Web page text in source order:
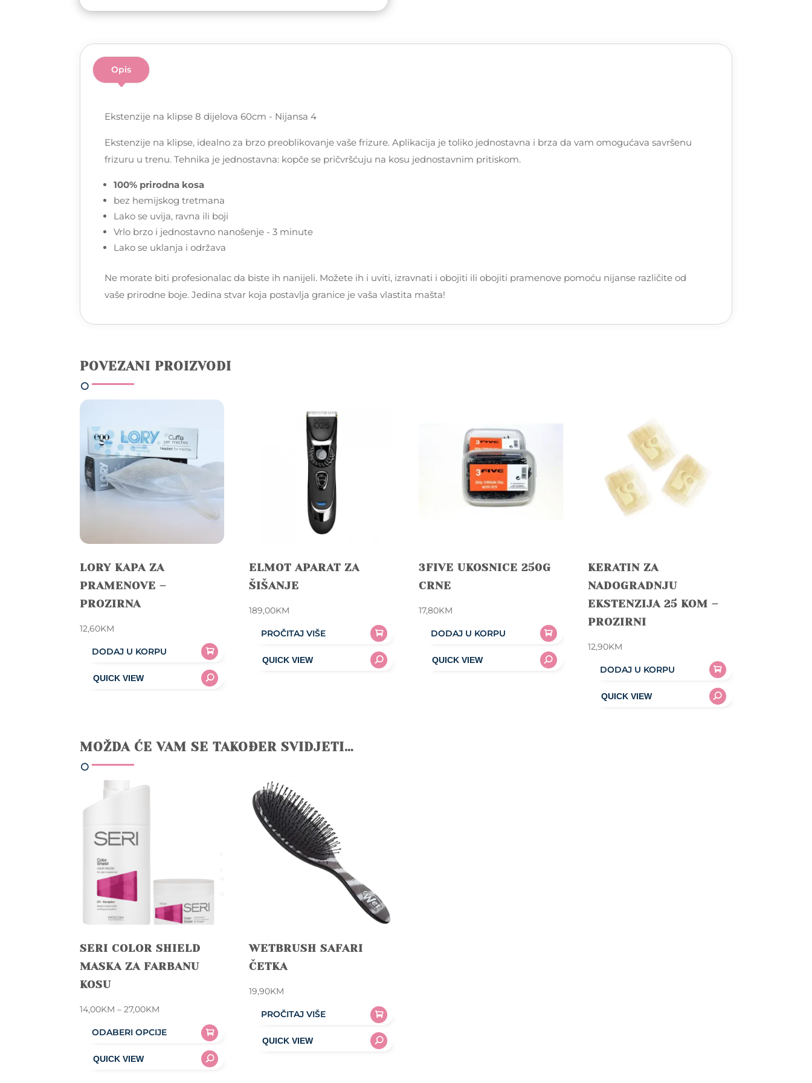
Opis
Ekstenzije na klipse 8 dijelova 60cm - Nijansa 4
Ekstenzije na klipse, idealno za brzo preoblikovanje vaše frizure. Aplikacija je toliko jednostavna i brza da vam omogućava savršenu
frizuru u trenu. Tehnika je jednostavna: kopče se pričvršćuju na kosu jednostavnim pritiskom.
100% prirodna kosa
bez hemijskog tretmana
Lako se uvija, ravna ili boji
Vrlo brzo i jednostavno nanošenje - 3 minute
Lako se uklanja i održava
Ne morate biti profesionalac da biste ih nanijeli. Možete ih i uviti, izravnati i obojiti ili obojiti pramenove pomoću nijanse različite od
vaše prirodne boje. Jedina stvar koja postavlja granice je vaša vlastita mašta!
POVEZANI PROIZVODI
LORY KAPA ZA
PRAMENOVE –
PROZIRNA
12,60KM
DODAJ U KORPU
ELMOT APARAT ZA
ŠIŠANJE
189,00KM
PROČITAJ VIŠE
3FIVE UKOSNICE 250G
CRNE
17,80KM
DODAJ U KORPU
KERATIN ZA
NADOGRADNJU
EKSTENZIJA 25 KOM –
PROZIRNI
12,90KM
DODAJ U KORPU
MOŽDA ĆE VAM SE TAKOĐER SVIDJETI…
SERI COLOR SHIELD
MASKA ZA FARBANU
KOSU
14,00KM – 27,00KM
ODABERI OPCIJE
product
WETBRUSH SAFARI
ČETKA
19,90KM
PROČITAJ VIŠE